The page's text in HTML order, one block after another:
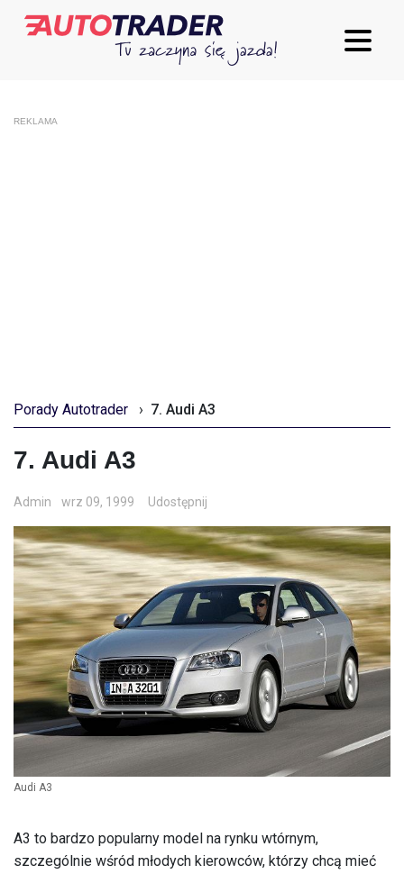
REKLAMA
Porady Autotrader › 7. Audi A3
7. Audi A3
Admin wrz 09, 1999 Udostępnij
Audi A3
A3 to bardzo popularny model na rynku wtórnym,
szczególnie wśród młodych kierowców, którzy chcą mieć